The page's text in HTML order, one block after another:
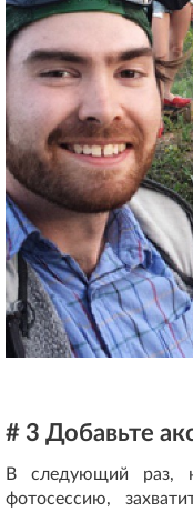
# 3 Добавьте
В следующий раз,
фотосессию,